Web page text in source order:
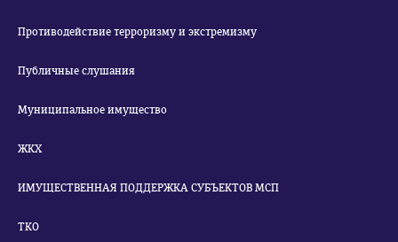
Противодействие терроризму и экстремизму
Публичные слушания
Муниципальное имущество
ЖКХ
ИМУЩЕСТВЕННАЯ ПОДДЕРЖКА СУБЪЕКТОВ МСП
ТКО